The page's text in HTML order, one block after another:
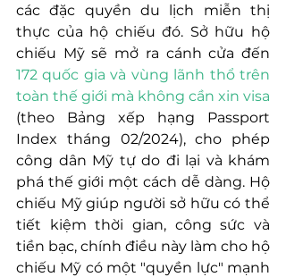
các đặc quyền du lịch miễn thị
thực của hộ chiếu đó. Sở hữu hộ
172 quốc gia và vùng lãnh thổ trên
toàn thế giới mà không cần xin visa
(theo Bảng xếp hạng Passport
Index tháng 02/2024), cho phép
công dân Mỹ tự do đi lại và khám
phá thế giới một cách dễ dàng. Hộ
chiếu Mỹ giúp người sở hữu có thể
tiết kiệm thời gian, công sức và
tiền bạc, chính điều này làm cho hộ
chiếu Mỹ có một "quyền lực" mạnh